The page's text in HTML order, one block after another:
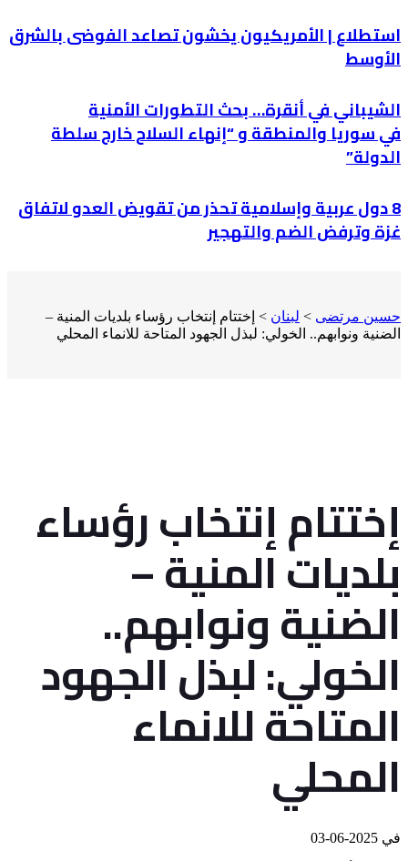
استطلاع | الأمريكيون يخشون تصاعد الفوضى بالشرق
الأوسط
الشيباني في أنقرة… بحث التطورات الأمنية
في سوريا والمنطقة و “إنهاء السلاح خارج سلطة
الدولة”
8 دول عربية وإسلامية تحذر من تقويض العدو لاتفاق
غزة وترفض الضم والتهجير
حسين مرتضى > لبنان > إختتام إنتخاب رؤساء بلديات المنية –
الضنية ونوابهم.. الخولي: لبذل الجهود المتاحة للانماء المحلي
إختتام إنتخاب رؤساء
بلديات المنية –
الضنية ونوابهم..
الخولي: لبذل الجهود
المتاحة للانماء
المحلي
في